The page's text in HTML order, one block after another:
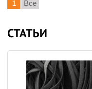
1 Все
СТАТЬИ